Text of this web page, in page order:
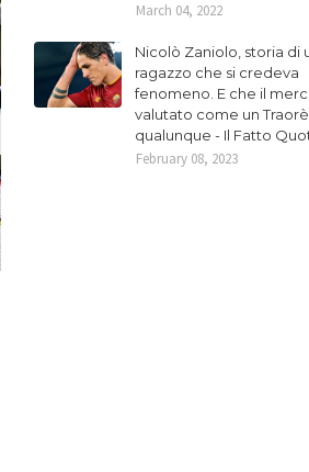
March 04, 2022
Nicolò Zaniolo, storia di
ragazzo che si credeva
fenomeno. E che il
valutato come un Traorè
qualunque - Il Fatto
February 08, 2023